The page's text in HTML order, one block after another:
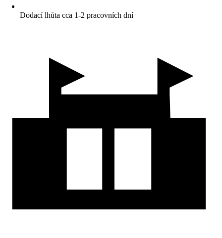
Dodací lhůta cca 1-2 pracovních dní